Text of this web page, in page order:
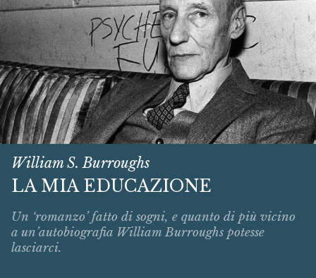
William S. Burroughs
LA MIA EDUCAZIONE
Un ‘romanzo’ fatto di sogni, e quanto di più vicino
a un’autobiografia William Burroughs potesse
lasciarci.